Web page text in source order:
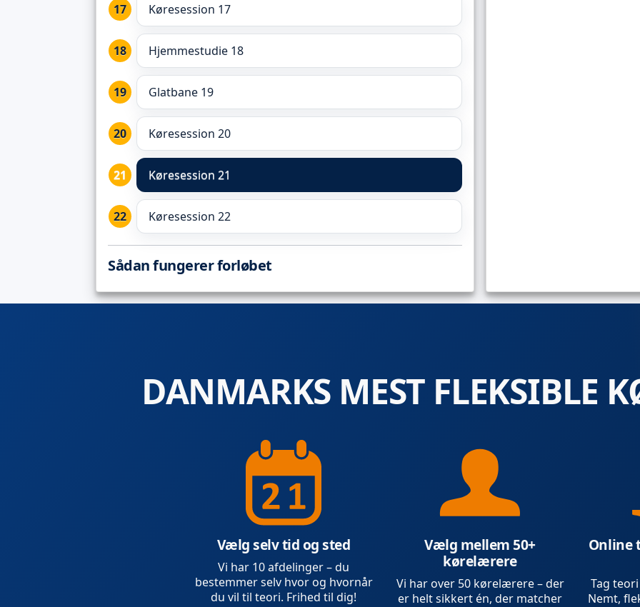
Køresession 17
Hjemmestudie 18
Glatbane 19
Køresession 20
Køresession 21
Køresession 22
Sådan fungerer forløbet
DANMARKS MEST FLEKSIBLE
Vælg selv tid og sted
Vi har 10 afdelinger – du
bestemmer selv hvor og hvornår
du vil til teori. Frihed til dig!
Vælg mellem 50+
kørelærere
Vi har over 50 kørelærere – der
er helt sikkert én, der matcher
Online
Tag
Nemt,